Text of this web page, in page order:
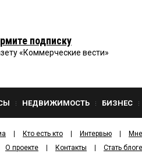
подписку
«Коммерческие вести»
НЕДВИЖИМОСТЬ БИЗНЕС
Кто есть кто Интервью
О проекте Контакты Стать